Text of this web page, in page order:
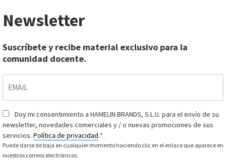
Newsletter
Suscríbete y recibe material exclusivo para la
comunidad docente.
Consentimiento*
Doy mi consentimiento a HAMELIN BRANDS, S.L.U. para el envío de su
newsletter, novedades comerciales y / o nuevas promociones de sus
servicios. Política de privacidad.*
Puede darse de baja en cualquier momento haciendo clic en el enlace que aparece en
nuestros correos electrónicos.